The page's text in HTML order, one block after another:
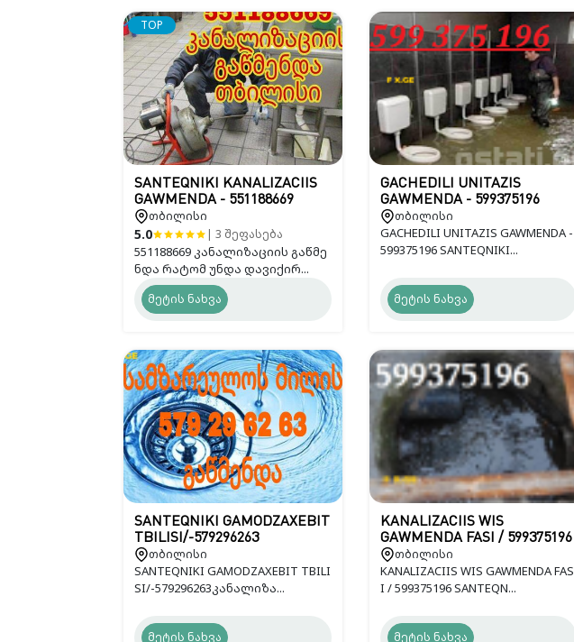
TOP
SANTEQNIKI KANALIZACIIS
GAWMENDA - 551188669
თბილისი
5.0 | 3 შეფასება
551188669 კანალიზაციის გაწმე
ნდა რატომ უნდა დავიქირ...
მეტის ნახვა
GACHEDILI UNITAZIS
GAWMENDA - 599375196
თბილისი
GACHEDILI UNITAZIS GAWMENDA -
599375196 SANTEQNIKI...
მეტის ნახვა
SANTEQNIKI GAMODZAXEBIT
TBILISI/-579296263
თბილისი
SANTEQNIKI GAMODZAXEBIT TBILI
SI/-579296263კანალიზა...
მეტის ნახვა
KANALIZACIIS WIS
GAWMENDA FASI / 599375196
თბილისი
KANALIZACIIS WIS GAWMENDA FAS
I / 599375196 SANTEQN...
მეტის ნახვა